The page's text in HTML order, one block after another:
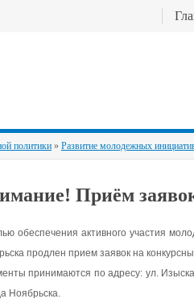
политики » Развитие молодежных
Приём
обеспечения активного участия
продлен прием заявок на
принимаются по адресу: ул.
Ноябрьска.